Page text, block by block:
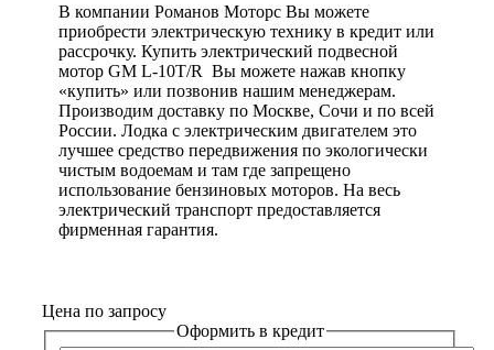
В компании Романов Моторс Вы можете
приобрести электрическую технику в кредит или
рассрочку. Купить электрический подвесной
мотор GM L-10T/R Вы можете нажав кнопку
«купить» или позвонив нашим менеджерам.
Производим доставку по Москве, Сочи и по всей
России. Лодка с электрическим двигателем это
лучшее средство передвижения по экологически
чистым водоемам и там где запрещено
использование бензиновых моторов. На весь
электрический транспорт предоставляется
фирменная гарантия.
Цена по запросу
Оформить в кредит